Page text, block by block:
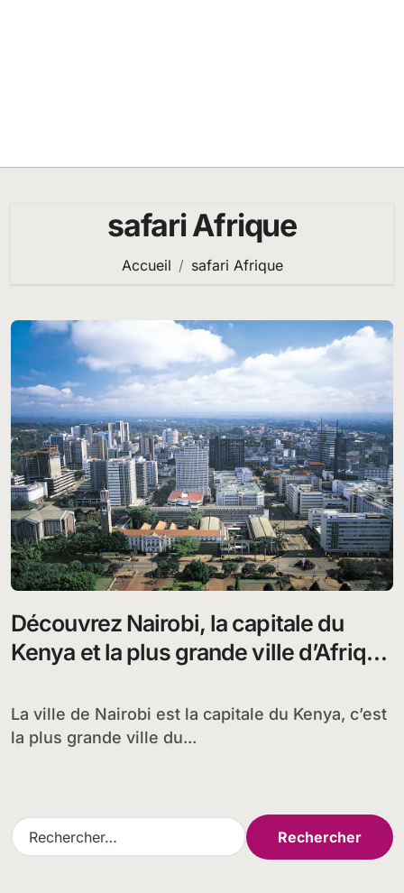
safari Afrique
Accueil safari Afrique
Découvrez Nairobi, la capitale du
Kenya et la plus grande ville d’Afrique
La ville de Nairobi est la capitale du Kenya, c’est
la plus grande ville du...
R
e